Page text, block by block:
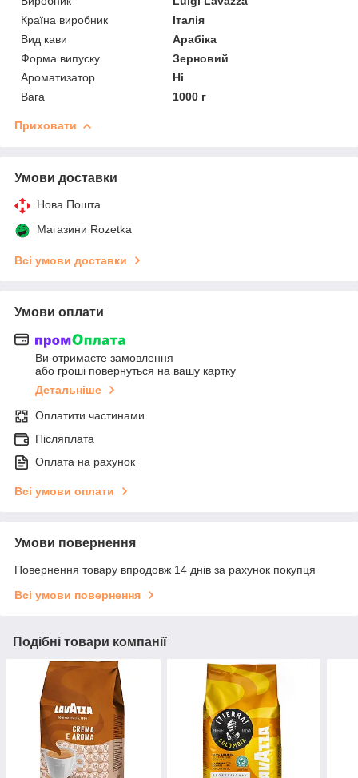
Країна виробник
Італія
Вид кави
Арабіка
Форма випуску
Зерновий
Ароматизатор
Ні
Вага
1000 г
Приховати
Умови доставки
Нова Пошта
Магазини Rozetka
Всі умови доставки
Умови оплати
Ви отримаєте замовлення
або гроші повернуться на вашу картку
Детальніше
Оплатити частинами
Післяплата
Оплата на рахунок
Всі умови оплати
Умови повернення
Повернення товару впродовж 14 днів за рахунок покупця
Всі умови повернення
Подібні товари компанії